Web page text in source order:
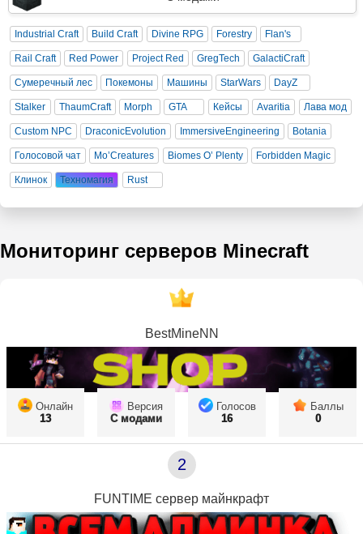
Industrial Craft Build Craft Divine RPG Forestry Flan's
Rail Craft Red Power Project Red GregTech GalactiCraft
Сумеречный лес Покемоны Машины StarWars DayZ
Stalker ThaumCraft Morph GTA Кейсы Avaritia Лава мод
Custom NPC DraconicEvolution ImmersiveEngineering Botania
Голосовой чат Mo’Creatures Biomes O’ Plenty Forbidden Magic
Клинок Техномагия Rust
Мониторинг серверов Minecraft
BestMineNN
Онлайн
13
Версия
С модами
Голосов
16
Баллы
0
2
FUNTIME сервер майнкрафт